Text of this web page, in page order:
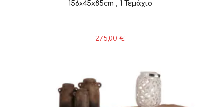
156x45x85cm , 1 Τεμάχιο
275,00 €